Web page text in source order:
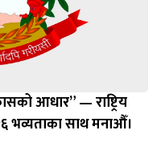
आधार” — राष्ट्रिय
भव्यताका साथ मनाऔँ।